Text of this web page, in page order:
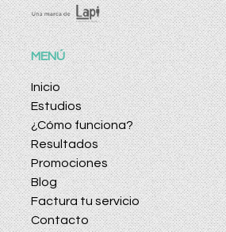
MENÚ
Inicio
Estudios
¿Cómo funciona?
Resultados
Promociones
Blog
Factura tu servicio
Contacto